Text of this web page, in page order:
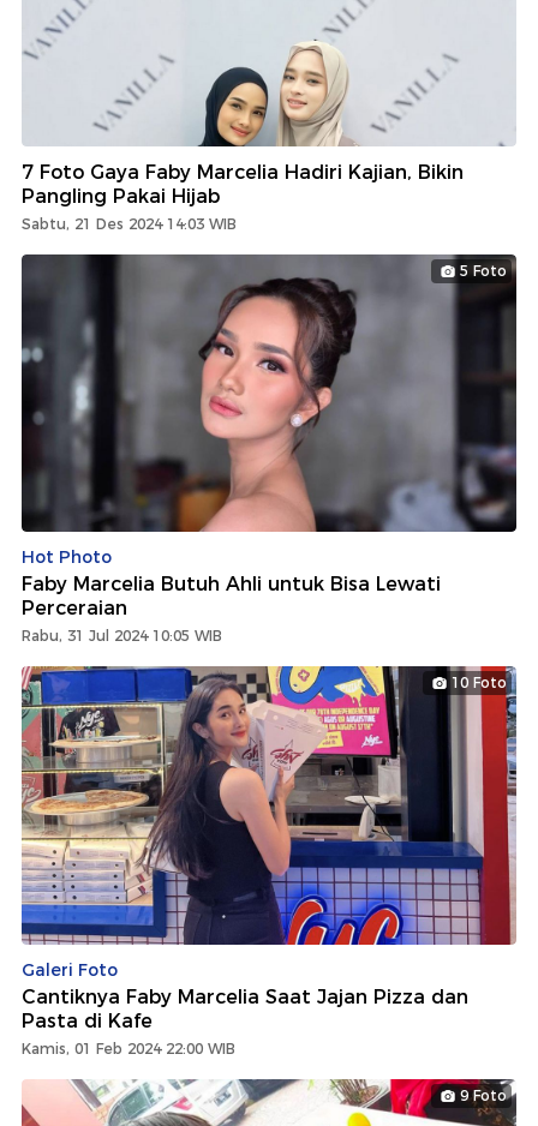
7 Foto Gaya Faby Marcelia Hadiri Kajian, Bikin
Pangling Pakai Hijab
Sabtu, 21 Des 2024 14:03 WIB
5 Foto
Hot Photo
Faby Marcelia Butuh Ahli untuk Bisa Lewati
Perceraian
Rabu, 31 Jul 2024 10:05 WIB
10 Foto
Galeri Foto
Cantiknya Faby Marcelia Saat Jajan Pizza dan
Pasta di Kafe
Kamis, 01 Feb 2024 22:00 WIB
9 Foto